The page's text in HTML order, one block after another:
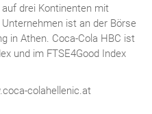
drei Kontinenten mit
ist an der Börse
in Athen. Coca-Cola HBC ist
und im FTSE4Good Index
colahellenic.at